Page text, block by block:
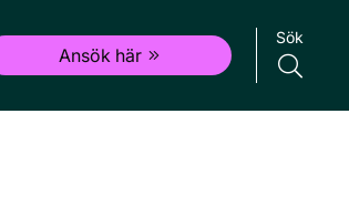
Ansök här
Sök